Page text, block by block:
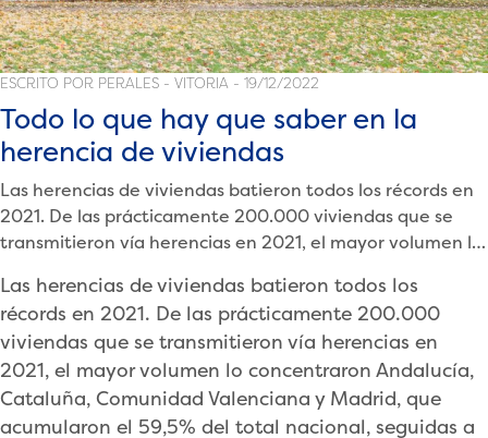
ESCRITO POR PERALES - VITORIA - 19/12/2022
Todo lo que hay que saber en la
herencia de viviendas
Las herencias de viviendas batieron todos los récords en
2021. De las prácticamente 200.000 viviendas que se
transmitieron vía herencias en 2021, el mayor volumen lo
Valenciana y Madrid, que acumularon el 59,5% del total
nacional, seguidas a distancia por Castilla y León y el País
Vasco, donde se heredaron 10.032 […]
Las herencias de viviendas batieron todos los
récords en 2021. De las prácticamente 200.000
viviendas que se transmitieron vía herencias en
2021, el mayor volumen lo concentraron Andalucía,
Cataluña, Comunidad Valenciana y Madrid, que
acumularon el 59,5% del total nacional, seguidas a